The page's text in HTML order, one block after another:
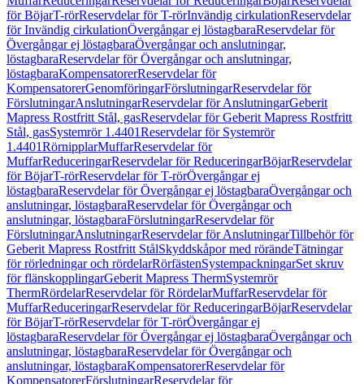
för BöjarT-rörReservdelar för T-rörInvändig cirkulationReservdelar
för Invändig cirkulationÖvergångar ej löstagbaraReservdelar för
Övergångar ej löstagbaraÖvergångar och anslutningar,
löstagbaraReservdelar för Övergångar och anslutningar,
löstagbaraKompensatorerReservdelar för
KompensatorerGenomföringarFörslutningarReservdelar för
FörslutningarAnslutningarReservdelar för AnslutningarGeberit
Mapress Rostfritt Stål, gasReservdelar för Geberit Mapress Rostfritt
Stål, gasSystemrör 1.4401Reservdelar för Systemrör
1.4401RörnipplarMuffarReservdelar för
MuffarReduceringarReservdelar för ReduceringarBöjarReservdelar
för BöjarT-rörReservdelar för T-rörÖvergångar ej
löstagbaraReservdelar för Övergångar ej löstagbaraÖvergångar och
anslutningar, löstagbaraReservdelar för Övergångar och
anslutningar, löstagbaraFörslutningarReservdelar för
FörslutningarAnslutningarReservdelar för AnslutningarTillbehör för
Geberit Mapress Rostfritt StålSkyddskåpor med rörändeTätningar
för rörledningar och rördelarRörfästenSystempackningarSet skruv
för flänskopplingarGeberit Mapress ThermSystemrör
ThermRördelarReservdelar för RördelarMuffarReservdelar för
MuffarReduceringarReservdelar för ReduceringarBöjarReservdelar
för BöjarT-rörReservdelar för T-rörÖvergångar ej
löstagbaraReservdelar för Övergångar ej löstagbaraÖvergångar och
anslutningar, löstagbaraReservdelar för Övergångar och
anslutningar, löstagbaraKompensatorerReservdelar för
KompensatorerFörslutningarReservdelar för